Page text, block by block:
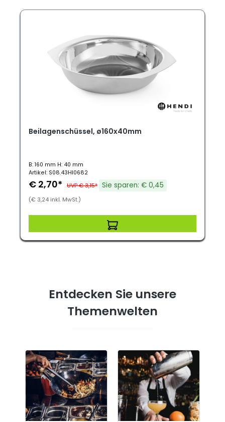
Beilagenschüssel, ø160x40mm
B: 160 mm H: 40 mm
Artikel: S08.43HI0682
€ 2,70* UVP € 3,15* Sie sparen: € 0,45
(€ 3,24 inkl. MwSt.)
Entdecken Sie unsere
Themenwelten